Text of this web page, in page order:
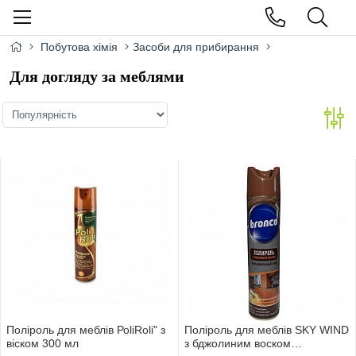
Побутова хімія Засоби для прибирання
Для догляду за меблями
Поліроль для меблів РоliRoli" з
віском 300 мл
Поліроль для меблів SKY WIND
з бджолиним воском